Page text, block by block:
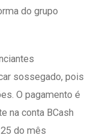
do grupo
sossegado, pois
O pagamento é
na conta BCash
do mês